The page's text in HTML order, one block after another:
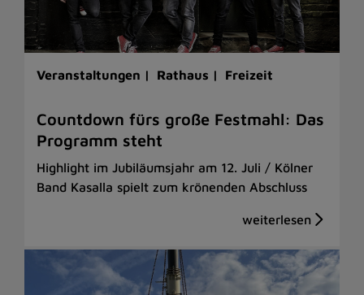
Veranstaltungen | Rathaus | Freizeit
Countdown fürs große Festmahl: Das
Programm steht
Highlight im Jubiläumsjahr am 12. Juli / Kölner
Band Kasalla spielt zum krönenden Abschluss